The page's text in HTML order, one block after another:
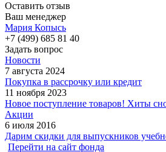
Оставить отзыв
Ваш менеджер
Мария Копысь
+7 (499) 685 81 40
Задать вопрос
Новости
7 августа 2024
Покупка в рассрочку или кредит
11 ноября 2023
Новое поступление товаров! Хиты
Акции
6 июля 2016
Дарим скидки для выпускников
Перейти на сайт фонда